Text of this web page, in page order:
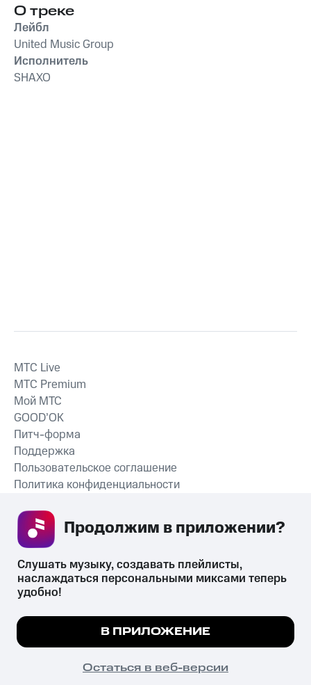
О треке
Лейбл
United Music Group
Исполнитель
SHAXO
СКАЧАТЬ ПРИЛОЖЕНИЕ
MTС Live
MTС Premium
Мой МТС
GOOD’OK
Питч-форма
Поддержка
Пользовательское соглашение
Политика конфиденциальности
психотропных веществ, их аналогов причиняет вред здоровью,
их незаконный оборот запрещён и влечёт установленную
законодательством ответственность.
© 2026 ООО «КИОН».
Все права защищены
Мы используем куки, чтобы на сайте все
Подробнее
ПОНЯТНО
Слушать музыку, создавать плейлисты,
наслаждаться персональными миксами теперь
удобно!
В ПРИЛОЖЕНИЕ
Остаться в веб-версии